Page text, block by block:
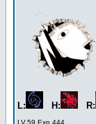
L: H: R:
LV.59 Exp 444